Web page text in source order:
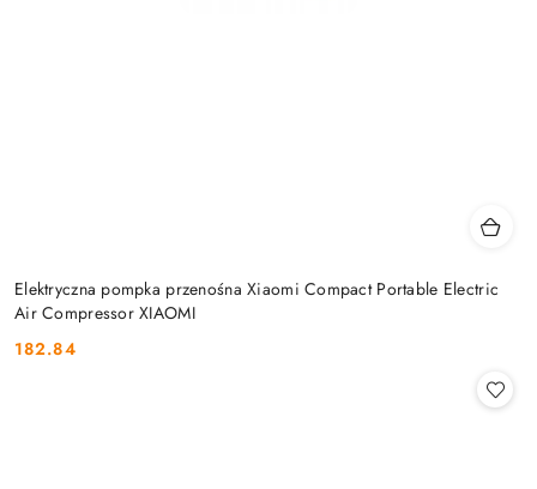
Elektryczna pompka przenośna Xiaomi Compact Portable Electric
Air Compressor XIAOMI
Cena:
182.84